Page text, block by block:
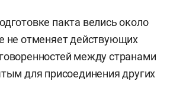
пакта велись около
не отменяет действующих
между странами
для присоединения других